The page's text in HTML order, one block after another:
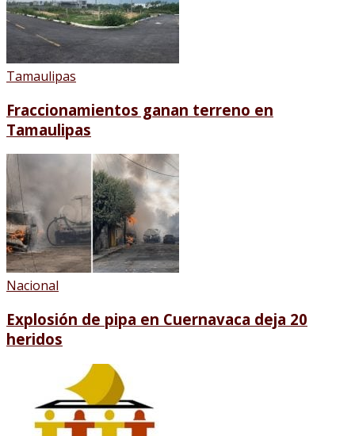
Tamaulipas
Fraccionamientos ganan terreno en
Tamaulipas
Nacional
Explosión de pipa en Cuernavaca deja 20
heridos